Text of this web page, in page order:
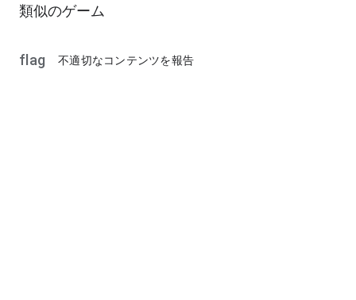
類似のゲーム
flag 不適切なコンテンツを報告